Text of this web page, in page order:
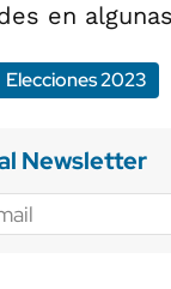
en
Elecciones 2023
Newsletter